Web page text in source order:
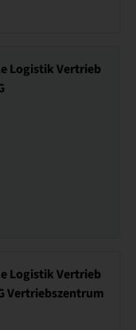
Logistik Vertrieb
Logistik Vertrieb
Vertriebszentrum